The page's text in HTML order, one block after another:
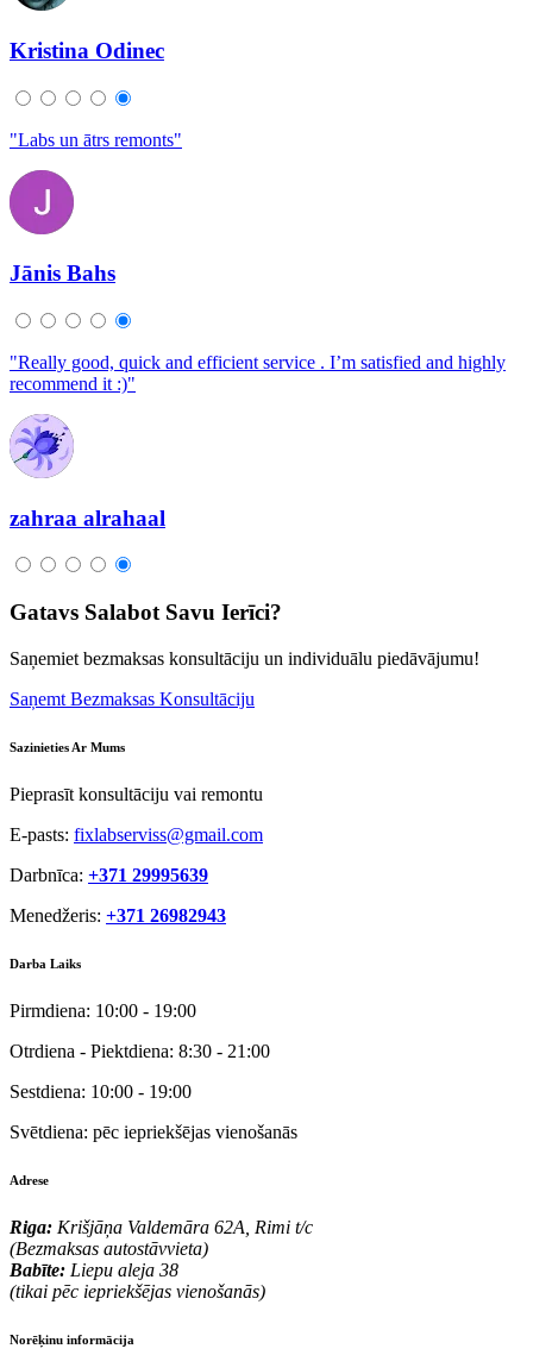
Kristina Odinec
"Labs un ātrs remonts"
Jānis Bahs
"Really good, quick and efficient service . I’m satisfied and highly
recommend it :)"
zahraa alrahaal
Gatavs Salabot Savu Ierīci?
Saņemiet bezmaksas konsultāciju un individuālu piedāvājumu!
Saņemt Bezmaksas Konsultāciju
Sazinieties Ar Mums
Pieprasīt konsultāciju vai remontu
E-pasts: fixlabserviss@gmail.com
Darbnīca: +371 29995639
Menedžeris: +371 26982943
Darba Laiks
Pirmdiena: 10:00 - 19:00
Otrdiena - Piektdiena: 8:30 - 21:00
Sestdiena: 10:00 - 19:00
Svētdiena: pēc iepriekšējas vienošanās
Adrese
Riga: Krišjāņa Valdemāra 62A, Rimi t/c
(Bezmaksas autostāvvieta)
Babīte: Liepu aleja 38
(tikai pēc iepriekšējas vienošanās)
Norēķinu informācija